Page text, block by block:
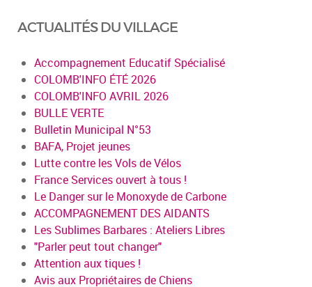
ACTUALITÉS DU VILLAGE
Accompagnement Educatif Spécialisé
COLOMB'INFO ÉTÉ 2026
COLOMB'INFO AVRIL 2026
BULLE VERTE
Bulletin Municipal N°53
BAFA, Projet jeunes
Lutte contre les Vols de Vélos
France Services ouvert à tous !
Le Danger sur le Monoxyde de Carbone
ACCOMPAGNEMENT DES AIDANTS
Les Sublimes Barbares : Ateliers Libres
"Parler peut tout changer"
Attention aux tiques !
Avis aux Propriétaires de Chiens